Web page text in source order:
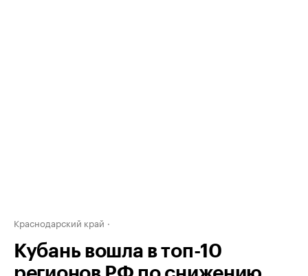
Краснодарский край
Кубань вошла в топ-10